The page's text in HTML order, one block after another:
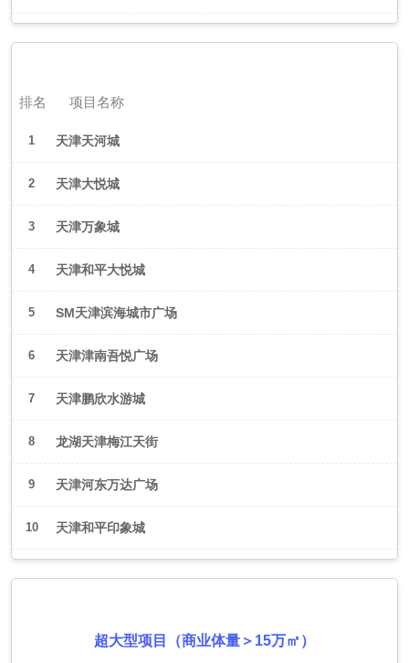
排名 项目名称
1 天津天河城
2 天津大悦城
3 天津万象城
4 天津和平大悦城
5 SM天津滨海城市广场
6 天津津南吾悦广场
7 天津鹏欣水游城
8 龙湖天津梅江天街
9 天津河东万达广场
10 天津和平印象城
超大型项目（商业体量＞15万㎡）